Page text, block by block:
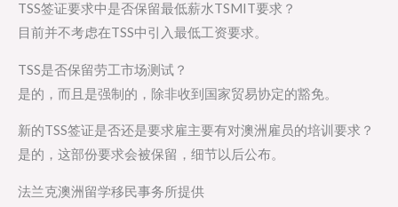
TSS签证要求中是否保留最低薪水TSMIT要求？
目前并不考虑在TSS中引入最低工资要求。
TSS是否保留劳工市场测试？
是的，而且是强制的，除非收到国家贸易协定的豁免。
新的TSS签证是否还是要求雇主要有对澳洲雇员的培训要求？
是的，这部份要求会被保留，细节以后公布。
法兰克澳洲留学移民事务所提供